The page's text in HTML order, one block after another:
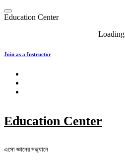
Skip
to
Education Center
Loading
Join as a Instructor
Education Center
এসো জ্ঞানের সন্ধ্যানে